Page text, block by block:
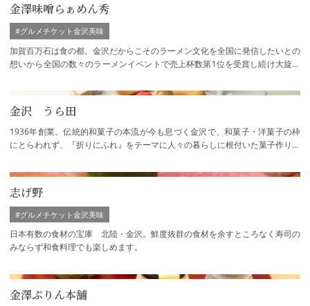
金澤味噌らぁめん秀
加賀百万石は食の都。金沢だからこそのラーメン文化を全国に発信したいとの
想いから全国の数々のラーメンイベントで売上杯数第1位を受賞し続け大旋風
#グルメチケット金沢美味
金沢 うら田
1936年創業。伝統的和菓子の本流が今も息づく金沢で、和菓子・洋菓子の枠
にとらわれず、『折りにふれ』をテーマに人々の暮らしに根付いた菓子作りを
志げ野
日本有数の食材の宝庫 北陸・金沢。鮮度抜群の食材を余すところなく寿司の
みならず和食料理でも楽しめます。
#グルメチケット金沢美味
金澤ぷりん本舗